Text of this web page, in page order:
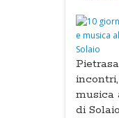
musica
di Solaio